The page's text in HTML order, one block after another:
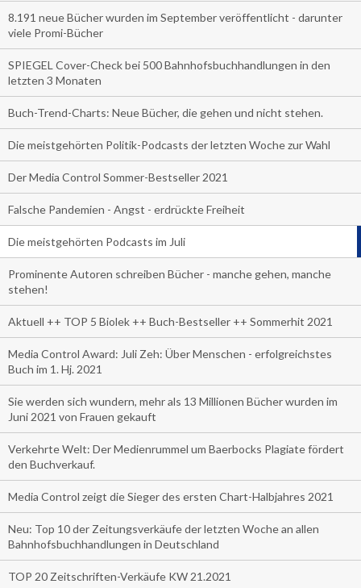
8.191 neue Bücher wurden im September veröffentlicht - darunter
viele Promi-Bücher
SPIEGEL Cover-Check bei 500 Bahnhofsbuchhandlungen in den
letzten 3 Monaten
Buch-Trend-Charts: Neue Bücher, die gehen und nicht stehen.
Die meistgehörten Politik-Podcasts der letzten Woche zur Wahl
Der Media Control Sommer-Bestseller 2021
Falsche Pandemien - Angst - erdrückte Freiheit
Die meistgehörten Podcasts im Juli
Prominente Autoren schreiben Bücher - manche gehen, manche
stehen!
Aktuell ++ TOP 5 Biolek ++ Buch-Bestseller ++ Sommerhit 2021
Media Control Award: Juli Zeh: Über Menschen - erfolgreichstes
Buch im 1. Hj. 2021
Sie werden sich wundern, mehr als 13 Millionen Bücher wurden im
Juni 2021 von Frauen gekauft
Verkehrte Welt: Der Medienrummel um Baerbocks Plagiate fördert
den Buchverkauf.
Media Control zeigt die Sieger des ersten Chart-Halbjahres 2021
Neu: Top 10 der Zeitungsverkäufe der letzten Woche an allen
Bahnhofsbuchhandlungen in Deutschland
TOP 20 Zeitschriften-Verkäufe KW 21.2021